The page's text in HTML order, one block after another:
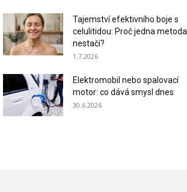
Tajemství efektivního boje s
celulitidou: Proč jedna metoda
nestačí?
1.7.2026
Elektromobil nebo spalovací
motor: co dává smysl dnes
30.6.2026